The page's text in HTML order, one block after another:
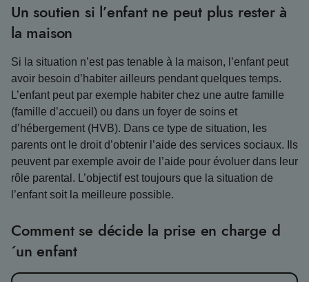
Un soutien si l’enfant ne peut plus rester à
la maison
Si la situation n’est pas tenable à la maison, l’enfant peut
avoir besoin d’habiter ailleurs pendant quelques temps.
L’enfant peut par exemple habiter chez une autre famille
(famille d’accueil) ou dans un foyer de soins et
d’hébergement (HVB). Dans ce type de situation, les
parents ont le droit d’obtenir l’aide des services sociaux. Ils
peuvent par exemple avoir de l’aide pour évoluer dans leur
rôle parental. L’objectif est toujours que la situation de
l’enfant soit la meilleure possible.
Comment se décide la prise en charge d
´un enfant